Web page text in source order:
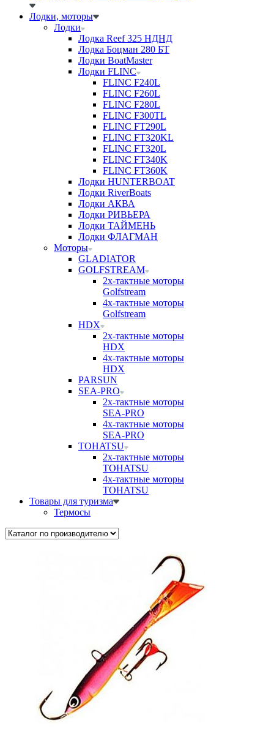
Лодки, моторы
Лодки
Лодка Reef 325 НДНД
Лодка Боцман 280 БТ
Лодки BoatMaster
Лодки FLINC
FLINC F240L
FLINC F260L
FLINC F280L
FLINC F300TL
FLINC FT290L
FLINC FT320KL
FLINC FT320L
FLINC FT340K
FLINC FT360K
Лодки HUNTERBOAT
Лодки RiverBoats
Лодки АКВА
Лодки РИВЬЕРА
Лодки ТАЙМЕНЬ
Лодки ФЛАГМАН
Моторы
GLADIATOR
GOLFSTREAM
2х-тактные моторы
Golfstream
4х-тактные моторы
Golfstream
HDX
2х-тактные моторы
HDX
4х-тактные моторы
HDX
PARSUN
SEA-PRO
2х-тактные моторы
SEA-PRO
4х-тактные моторы
SEA-PRO
TOHATSU
2х-тактные моторы
TOHATSU
4х-тактные моторы
TOHATSU
Товары для туризма
Термосы